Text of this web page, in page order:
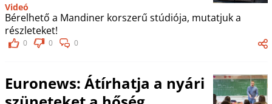
Videó
Bérelhető a Mandiner korszerű stúdiója, mutatjuk a
részleteket!
0 0 0
Euronews: Átírhatja a nyári